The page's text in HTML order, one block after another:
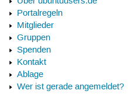
Portalregeln
Mitglieder
Gruppen
Spenden
Kontakt
Ablage
Wer ist gerade angemeldet?